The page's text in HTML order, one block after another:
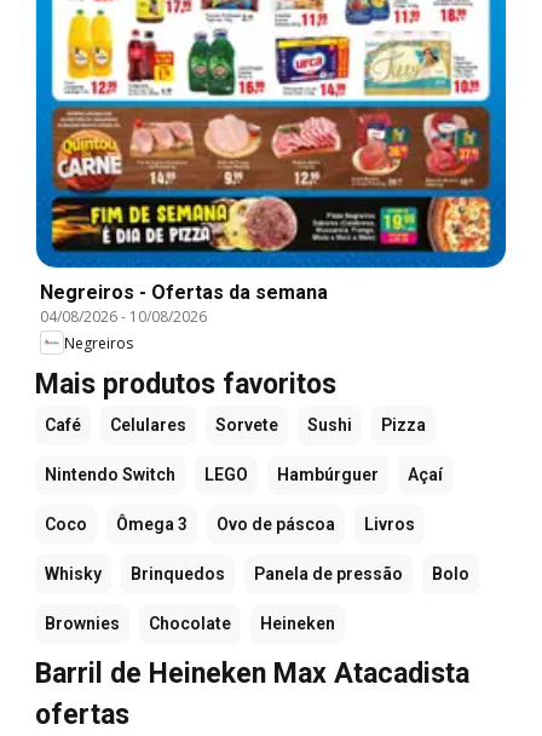
Negreiros - Ofertas da semana
04/08/2026- 10/08/2026
Negreiros
Mais produtos favoritos
Café Celulares Sorvete Sushi Pizza
Nintendo Switch LEGO Hambúrguer Açaí
Coco Ômega 3 Ovo de páscoa Livros
Whisky Brinquedos Panela de pressão Bolo
Brownies Chocolate Heineken
Barril de Heineken Max Atacadista
ofertas